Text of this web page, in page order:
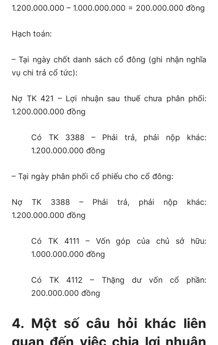
1.200.000.000 – 1.000.000.000 = 200.000.000 đồng
Hạch toán:
– Tại ngày chốt danh sách cổ đông (ghi nhận nghĩa
vụ chi trả cổ tức):
Nợ TK 421 – Lợi nhuận sau thuế chưa phân phối:
1.200.000.000 đồng
Có TK 3388 – Phải trả, phải nộp khác:
1.200.000.000 đồng
– Tại ngày phân phối cổ phiếu cho cổ đông:
Nợ TK 3388 – Phải trả, phải nộp khác:
1.200.000.000 đồng
Có TK 4111 – Vốn góp của chủ sở hữu:
1.000.000.000 đồng
Có TK 4112 – Thặng dư vốn cổ phần:
200.000.000 đồng
4. Một số câu hỏi khác liên